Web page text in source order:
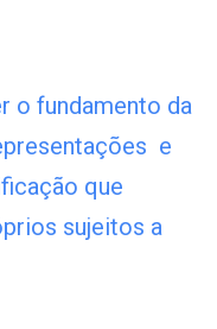
o fundamento da
e
que
sujeitos a